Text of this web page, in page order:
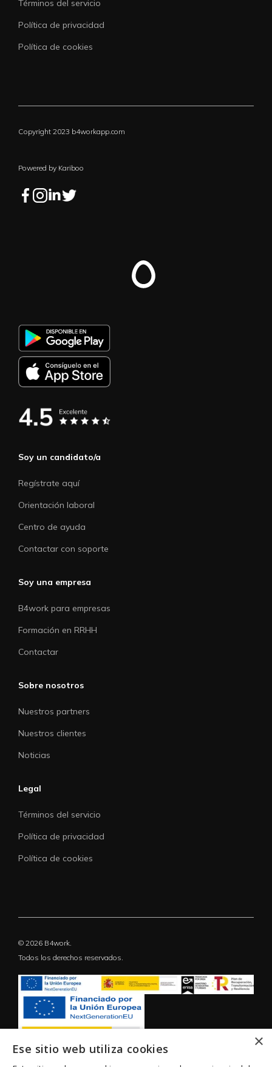
Términos del servicio
Política de privacidad
Política de cookies
Copyright 2023 b4workapp.com
Powered by Kariboo
Soy un candidato/a
Regístrate aquí
Orientación laboral
Centro de ayuda
Contactar con soporte
Soy una empresa
B4work para empresas
Formación en RRHH
Contactar
Sobre nosotros
Nuestros partners
Nuestros clientes
Noticias
Legal
Términos del servicio
Política de privacidad
Política de cookies
© 2026 B4work.
Todos los derechos reservados.
×
Ese sitio web utiliza cookies